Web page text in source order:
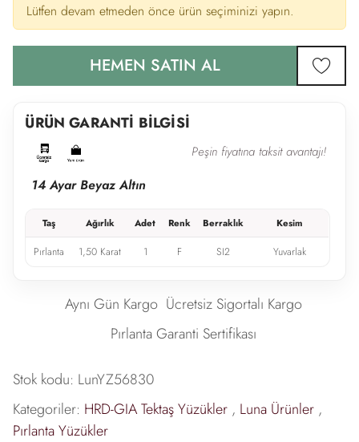
Lütfen devam etmeden önce ürün seçiminizi yapın.
HEMEN SATIN AL
ÜRÜN GARANTİ BİLGİSİ
Peşin fiyatına taksit avantajı!
14 Ayar Beyaz Altın
Taş Ağırlık Adet Renk Berraklık Kesim
Pırlanta 1,50 Karat 1 F SI2 Yuvarlak
Aynı Gün Kargo Ücretsiz Sigortalı Kargo
Pırlanta Garanti Sertifikası
Stok kodu: LunYZ56830
Kategoriler: HRD-GIA Tektaş Yüzükler , Luna Ürünler ,
Pırlanta Yüzükler